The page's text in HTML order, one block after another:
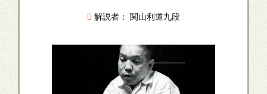
解説者： 関山利道九段